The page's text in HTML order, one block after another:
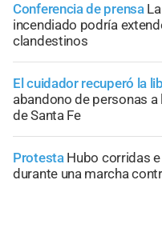
Conferencia de prensa
incendiado podría
clandestinos
El cuidador recuperó la
abandono de personas
de Santa Fe
Protesta Hubo corridas
durante una marcha